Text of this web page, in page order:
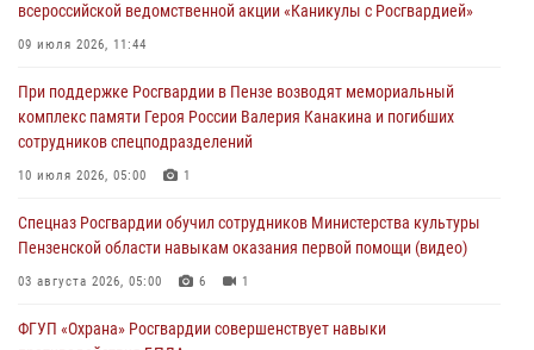
В Пензе сотрудники Росгвардии оказали помощь
дезориентированному пенсионеру
В Пензе при силовой поддержке Росгвардии пресечена
деятельность ОПГ, маскировавшейся под реабилитационный центр
(видео)
всероссийской ведомственной акции «Каникулы с Росгвардией»
09 июля 2026, 11:44
При поддержке Росгвардии в Пензе возводят мемориальный
комплекс памяти Героя России Валерия Канакина и погибших
сотрудников спецподразделений
10 июля 2026, 05:00 1
Спецназ Росгвардии обучил сотрудников Министерства культуры
Пензенской области навыкам оказания первой помощи (видео)
03 августа 2026, 05:00 6 1
ФГУП «Охрана» Росгвардии совершенствует навыки